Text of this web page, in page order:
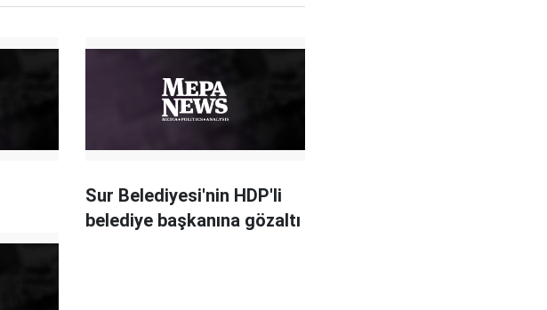
Sur Belediyesi'nin HDP'li
belediye başkanına gözaltı